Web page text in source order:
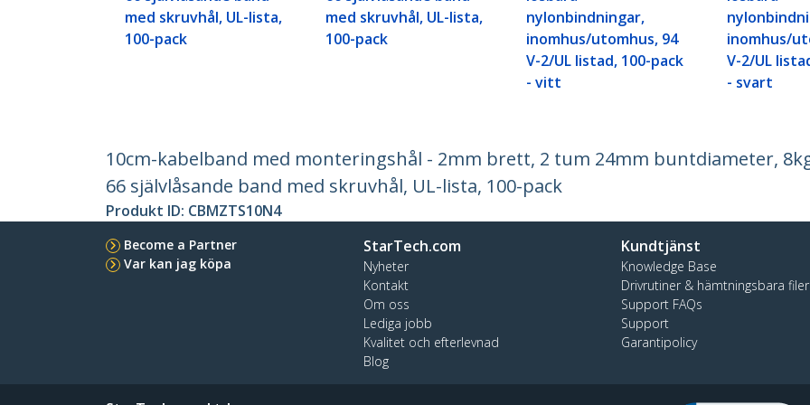
med skruvhål, UL-lista,
100-pack
med skruvhål, UL-lista,
100-pack
nylonbindningar,
inomhus/utomhus, 94
V-2/UL listad, 100-pack
- vitt
inomhus/
V-2/UL
- svart
10cm-kabelband med monteringshål - 2mm brett, 2 tum 24mm buntdiameter,
66 självlåsande band med skruvhål, UL-lista, 100-pack
Produkt ID: CBMZTS10N4
Become a Partner
Var kan jag köpa
StarTech.com
Nyheter
Kontakt
Om oss
Lediga jobb
Kvalitet och efterlevnad
Blog
Kundtjänst
Knowledge Base
Drivrutiner & hämtningsbara filer
Support FAQs
Support
Garantipolicy